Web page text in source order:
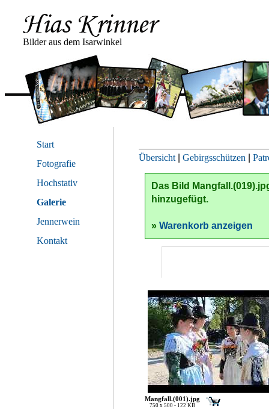
Bilder aus dem Isarwinkel
Start
Fotografie
Hochstativ
Galerie
Jennerwein
Kontakt
Übersicht Gebirgsschützen
Das Bild
hinzugefügt.
» Warenkorb anzeigen
Mangfall.(001).jpg
750 x 500 - 122 KB